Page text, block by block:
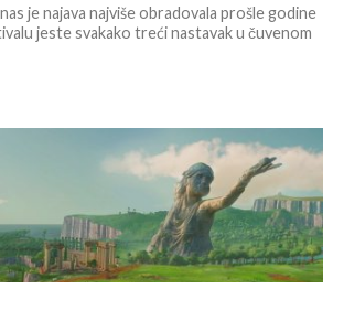
je najava najviše obradovala prošle godine
jeste svakako treći nastavak u čuvenom